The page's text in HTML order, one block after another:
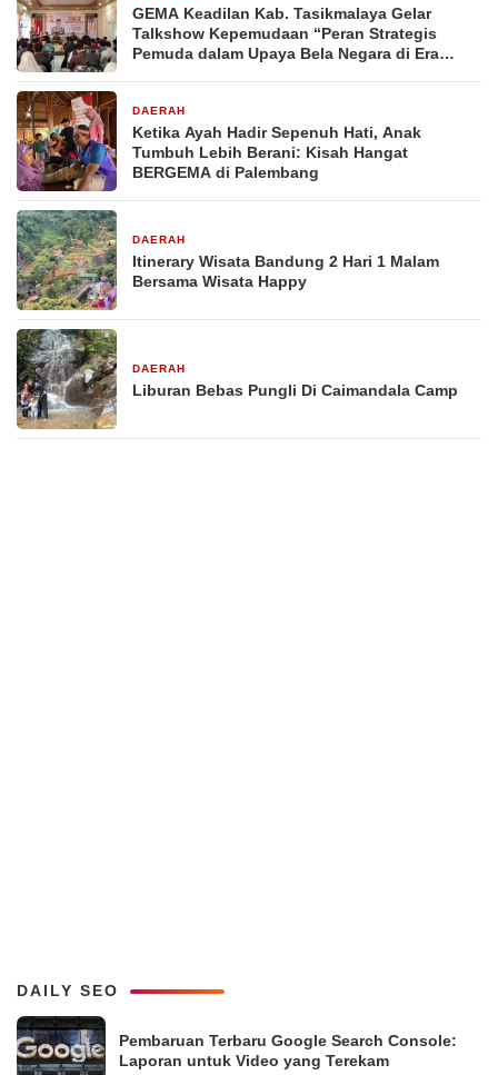
GEMA Keadilan Kab. Tasikmalaya Gelar
Talkshow Kepemudaan “Peran Strategis
Pemuda dalam Upaya Bela Negara di Era
DAERAH
Ketika Ayah Hadir Sepenuh Hati, Anak
Tumbuh Lebih Berani: Kisah Hangat
BERGEMA di Palembang
DAERAH
Itinerary Wisata Bandung 2 Hari 1 Malam
Bersama Wisata Happy
DAERAH
Liburan Bebas Pungli Di Caimandala Camp
DAILY SEO
Pembaruan Terbaru Google Search Console:
Laporan untuk Video yang Terekam